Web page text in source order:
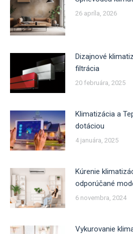
26 apríla, 2026
Dizajnové
filtrácia
20 februára, 2025
Klimatizácia a
dotáciou
4 januára, 2025
Kúrenie
odporúčané
6 novembra, 2024
Vykurovanie